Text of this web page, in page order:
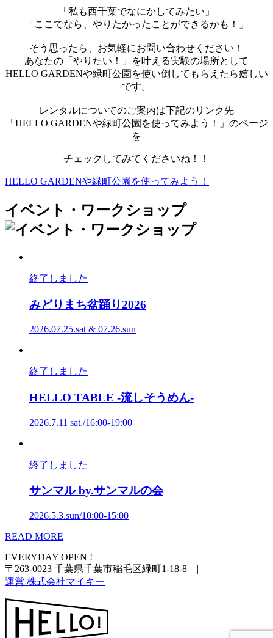
「私も西千葉でなにかしてみたい」
「ここでなら、やりたかったことができるかも！」
そう思ったら、お気軽にお問い合わせください！
あなたの「やりたい！」を叶える実験の場所として
HELLO GARDENや緑町公園を使い倒してもらえたら嬉しい
です。
レンタルについてのご案内は下記のリンク先
「HELLO GARDENや緑町公園を使ってみよう！」のページ
を
チェックしてみてくださいね！！
HELLO GARDENや緑町公園を使ってみよう！
イベント・ワークショップ
終了しました
みどりまち盆踊り2026
2026.07.25.sat & 07.26.sun
終了しました
HELLO TABLE -流しそうめん-
2026.7.11 sat./16:00-19:00
終了しました
サンマルby.サンマルの会
2026.5.3.sun/10:00-15:00
READ MORE
EVERYDAY OPEN !
〒263-0023 千葉県千葉市稲毛区緑町1-18-8 |
運営 株式会社マイキー